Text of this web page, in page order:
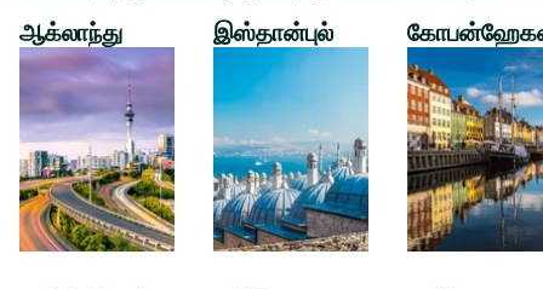
ஆக்லாந்து
இஸ்தான்புல்